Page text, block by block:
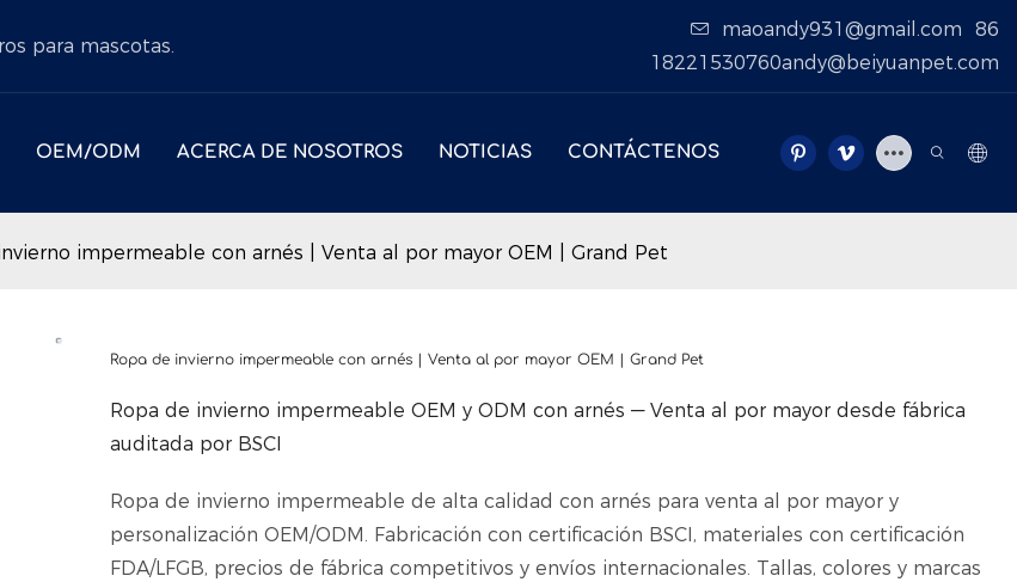
para mascotas.
maoandy931@gmail.com
86
18221530760andy@beiyuanpet.com
OEM/ODM ACERCA DE NOSOTROS NOTICIAS CONTÁCTENOS
impermeable con arnés | Venta al por mayor OEM | Grand Pet
Ropa de invierno impermeable con arnés | Venta al por mayor OEM | Grand Pet
Ropa de invierno impermeable OEM y ODM con arnés — Venta al por mayor desde fábrica
auditada por BSCI
Ropa de invierno impermeable de alta calidad con arnés para venta al por mayor y
personalización OEM/ODM. Fabricación con certificación BSCI, materiales con certificación
FDA/LFGB, precios de fábrica competitivos y envíos internacionales. Tallas, colores y marcas